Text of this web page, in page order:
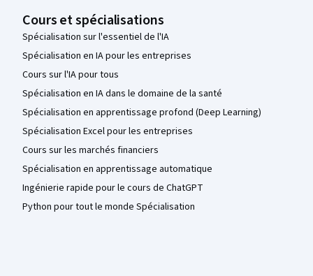
Cours et spécialisations
Spécialisation sur l'essentiel de l'IA
Spécialisation en IA pour les entreprises
Cours sur l'IA pour tous
Spécialisation en IA dans le domaine de la santé
Spécialisation en apprentissage profond (Deep Learning)
Spécialisation Excel pour les entreprises
Cours sur les marchés financiers
Spécialisation en apprentissage automatique
Ingénierie rapide pour le cours de ChatGPT
Python pour tout le monde Spécialisation